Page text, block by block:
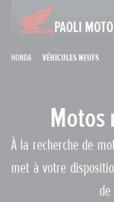
PAOLI
Honda Véhicules neufs
Motos
À la recherche de
met à votre